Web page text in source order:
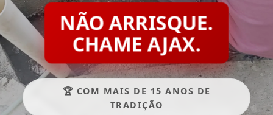
NÃO ARRISQUE.
CHAME AJAX.
🏆 COM MAIS DE 15 ANOS DE
TRADIÇÃO